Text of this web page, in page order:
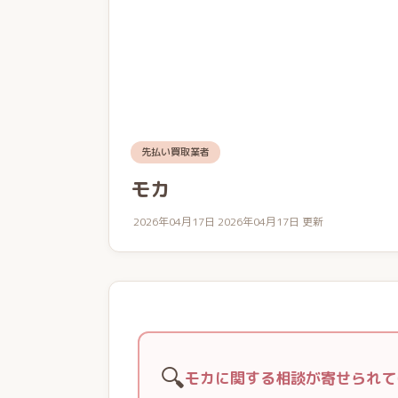
先払い買取業者
モカ
2026年04月17日 2026年04月17日 更新
🔍モカに関する相談が寄せられ